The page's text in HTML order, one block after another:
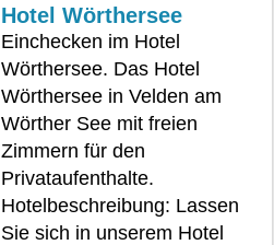
Hotel Wörthersee
Einchecken im Hotel
Wörthersee. Das Hotel
Wörthersee in Velden am
Wörther See mit freien
Zimmern für den
Privataufenthalte.
Hotelbeschreibung: Lassen
Sie sich in unserem Hotel